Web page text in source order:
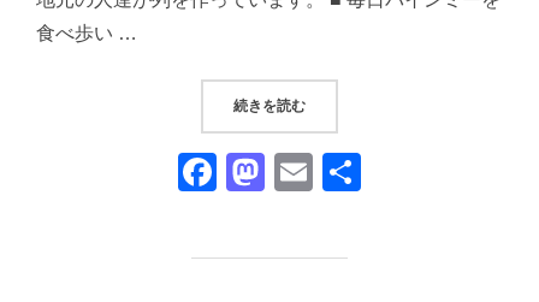
食べ歩い …
続きを読む“ニャチャン最強のバインミー「
F
c
M
st
E
ail